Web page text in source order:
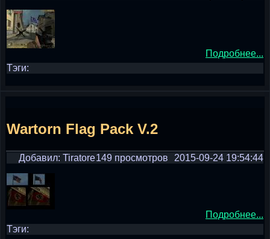
Подробнее...
Тэги:
Wartorn Flag Pack V.2
Добавил: Tiratore 2015-09-24 19:54:44
149 просмотров
Подробнее...
Тэги: